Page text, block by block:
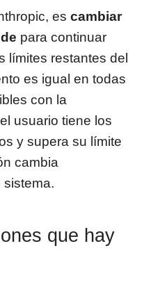
es cambiar
para continuar
límites restantes del
es igual en todas
con la
usuario tiene los
y supera su límite
cambia
sistema.
que hay